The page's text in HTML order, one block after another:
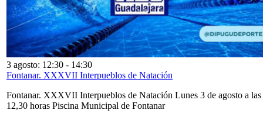
3 agosto: 12:30 - 14:30
Fontanar. XXXVII Interpueblos de Natación
Fontanar. XXXVII Interpueblos de Natación Lunes 3 de agosto a las
12,30 horas Piscina Municipal de Fontanar